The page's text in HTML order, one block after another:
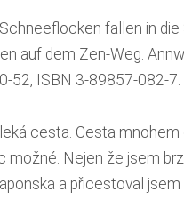
fallen in die
auf dem Zen-Weg.
52, ISBN 3-89857-082-7.
cesta. Cesta mnohem
možné. Nejen že jsem
a přicestoval